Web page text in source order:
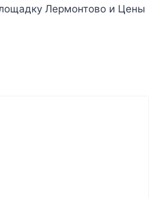
Лермонтово и Цены